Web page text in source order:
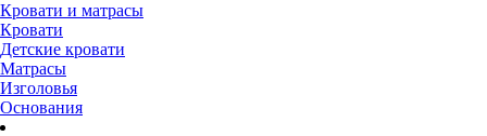
Кровати и матрасы
Кровати
Детские кровати
Матрасы
Изголовья
Основания